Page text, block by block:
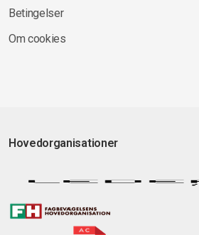
Betingelser
Om cookies
Hovedorganisationer